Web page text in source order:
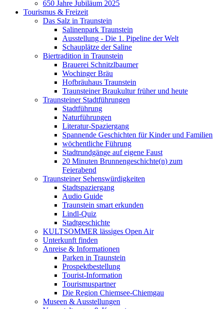
650 Jahre Jubiläum 2025
Tourismus & Freizeit
Das Salz in Traunstein
Salinenpark Traunstein
Ausstellung - Die 1. Pipeline der Welt
Schauplätze der Saline
Biertradition in Traunstein
Brauerei Schnitzlbaumer
Wochinger Bräu
Hofbräuhaus Traunstein
Traunsteiner Braukultur früher und heute
Traunsteiner Stadtführungen
Stadtführung
Naturführungen
Literatur-Spaziergang
Spannende Geschichten für Kinder und Familien
wöchentliche Führung
Stadtrundgänge auf eigene Faust
20 Minuten Brunnengeschichte(n) zum
Feierabend
Traunsteiner Sehenswürdigkeiten
Stadtspaziergang
Audio Guide
Traunstein smart erkunden
Lindl-Quiz
Stadtgeschichte
KULTSOMMER lässiges Open Air
Unterkunft finden
Anreise & Informationen
Parken in Traunstein
Prospektbestellung
Tourist-Information
Tourismuspartner
Die Region Chiemsee-Chiemgau
Museen & Ausstellungen